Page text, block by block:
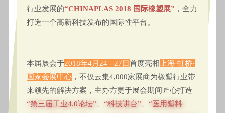
行业发展的“CHINAPLAS 2018 国际橡塑展” ，全力
打造一个高新科技发布的国际性平台。
本届展会于2018年4月24 - 27日首度亮相
上海·虹桥·
国家会展中心 ，不仅云集4,000家展商为橡塑行业带
来领先的解决方案，主办方更于展会期间匠心打造
“第三届工业4.0论坛”
“科技讲台” 、“医用塑料